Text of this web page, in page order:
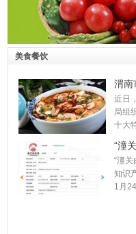
美食餐饮
渭南
近日
局组
十大
“潼
“潼
知识
1月